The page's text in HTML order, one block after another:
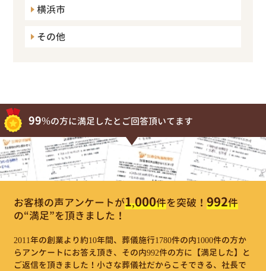
横浜市
その他
99%の方に満足したとご回答頂いてます
お客様の声アンケートが1,000件を突破！ 992件
の“満足”を頂きました！
2011年の創業より約10年間、葬儀施行1780件の内1000件の方か
らアンケートにお答え頂き、その内992件の方に【満足した】と
ご返信を頂きました！小さな葬儀社だからこそできる、社長で